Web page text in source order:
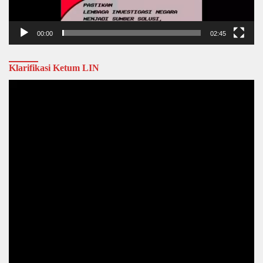
00:00 02:45
Klarifikasi Ketum LIN